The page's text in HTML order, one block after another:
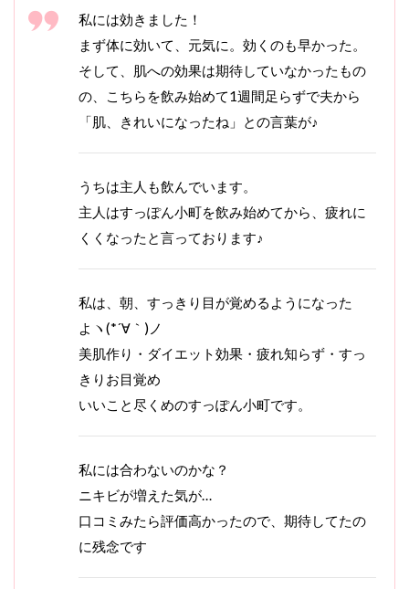
私には効きました！
まず体に効いて、元気に。効くのも早かった。
そして、肌への効果は期待していなかったもの
の、こちらを飲み始めて1週間足らずで夫から
「肌、きれいになったね」との言葉が♪
うちは主人も飲んでいます。
主人はすっぽん小町を飲み始めてから、疲れに
くくなったと言っております♪
私は、朝、すっきり目が覚めるようになった
よヽ(*´∀｀)ノ
美肌作り・ダイエット効果・疲れ知らず・すっ
きりお目覚め
いいこと尽くめのすっぽん小町です。
私には合わないのかな？
ニキビが増えた気が…
口コミみたら評価高かったので、期待してたの
に残念です